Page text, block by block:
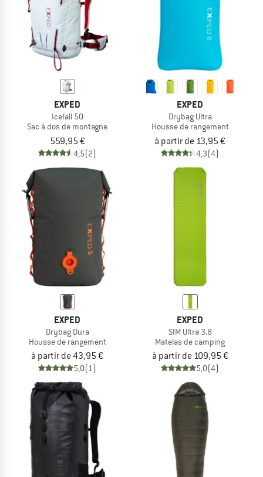
EXPED
Icefall 50
Sac à dos de montagne
559,95 €
4,5(2)
EXPED
Drybag Ultra
Housse de rangement
à partir de 13,95 €
4,3(4)
EXPED
Drybag Dura
Housse de rangement
à partir de 43,95 €
5,0(1)
EXPED
SIM Ultra 3.8
Matelas de camping
à partir de 109,95 €
5,0(4)